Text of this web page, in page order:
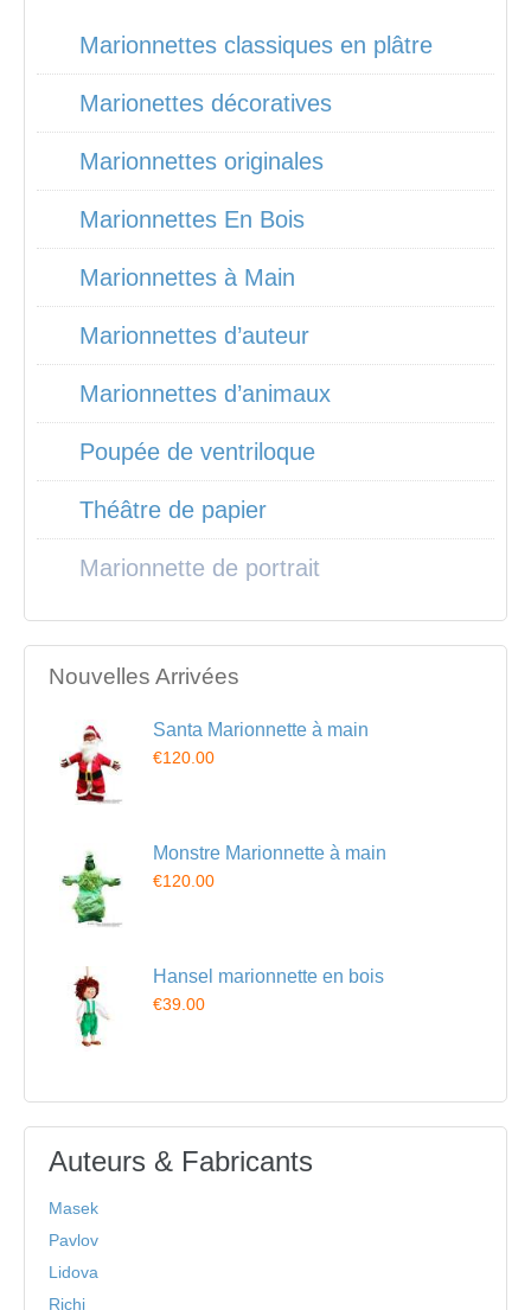
Marionnettes classiques en plâtre
Marionettes décoratives
Marionnettes originales
Marionnettes En Bois
Marionnettes à Main
Marionnettes d’auteur
Marionnettes d’animaux
Poupée de ventriloque
Théâtre de papier
Marionnette de portrait
Nouvelles Arrivées
Santa Marionnette à main
€120.00
Monstre Marionnette à main
€120.00
Hansel marionnette en bois
€39.00
Auteurs & Fabricants
Masek
Pavlov
Lidova
Richi